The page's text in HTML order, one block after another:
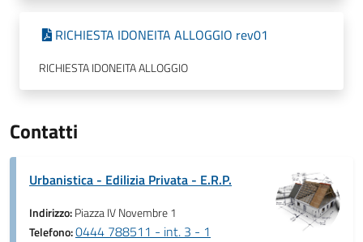
RICHIESTA IDONEITA ALLOGGIO rev01
RICHIESTA IDONEITA ALLOGGIO
Contatti
Urbanistica - Edilizia Privata - E.R.P.
Indirizzo:Piazza IV Novembre 1
Telefono:0444 788511 - int. 3 - 1